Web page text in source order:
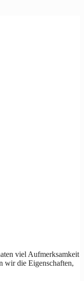
viel Aufmerksamkeit
wir die Eigenschaften,